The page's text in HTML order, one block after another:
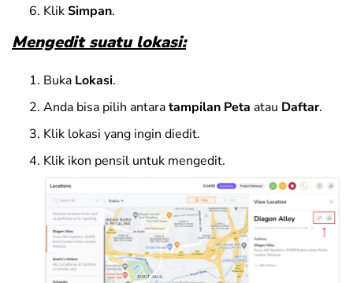
KlikSimpan.
Mengedit suatu lokasi:
Buka Lokasi.
Anda bisa pilih antaratampilan Peta atau Daftar.
Klik lokasi yang ingin diedit.
Klik ikon pensil untuk mengedit.